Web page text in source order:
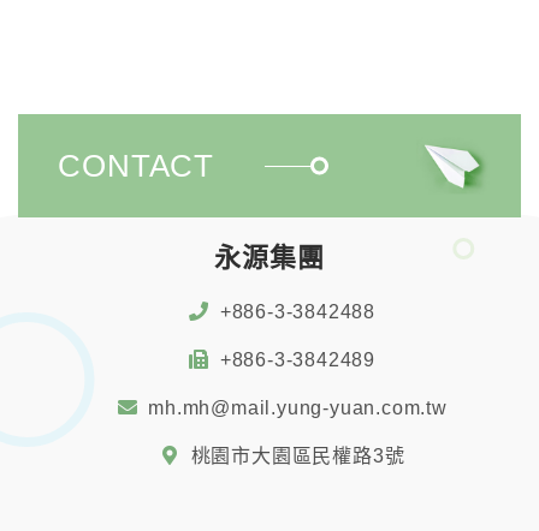
CONTACT
永源集團
+886-3-3842488
+886-3-3842489
mh.mh@mail.yung-yuan.com.tw
桃園市大園區民權路3號